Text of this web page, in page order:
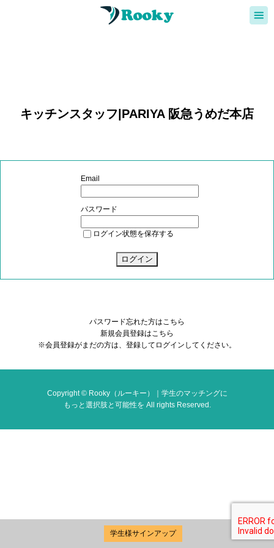
キッチンスタッフ|PARIYA 阪急うめだ本店
Email
パスワード
ログイン状態を保存する
パスワード忘れた方はこちら
新規会員登録はこちら
※会員登録がまだの方は、登録してログインしてください。
学生様サインアップ
Copyright © Rooky（ルーキー）｜学生のマッチングに
もっと選択肢と可能性を All rights Reserved.